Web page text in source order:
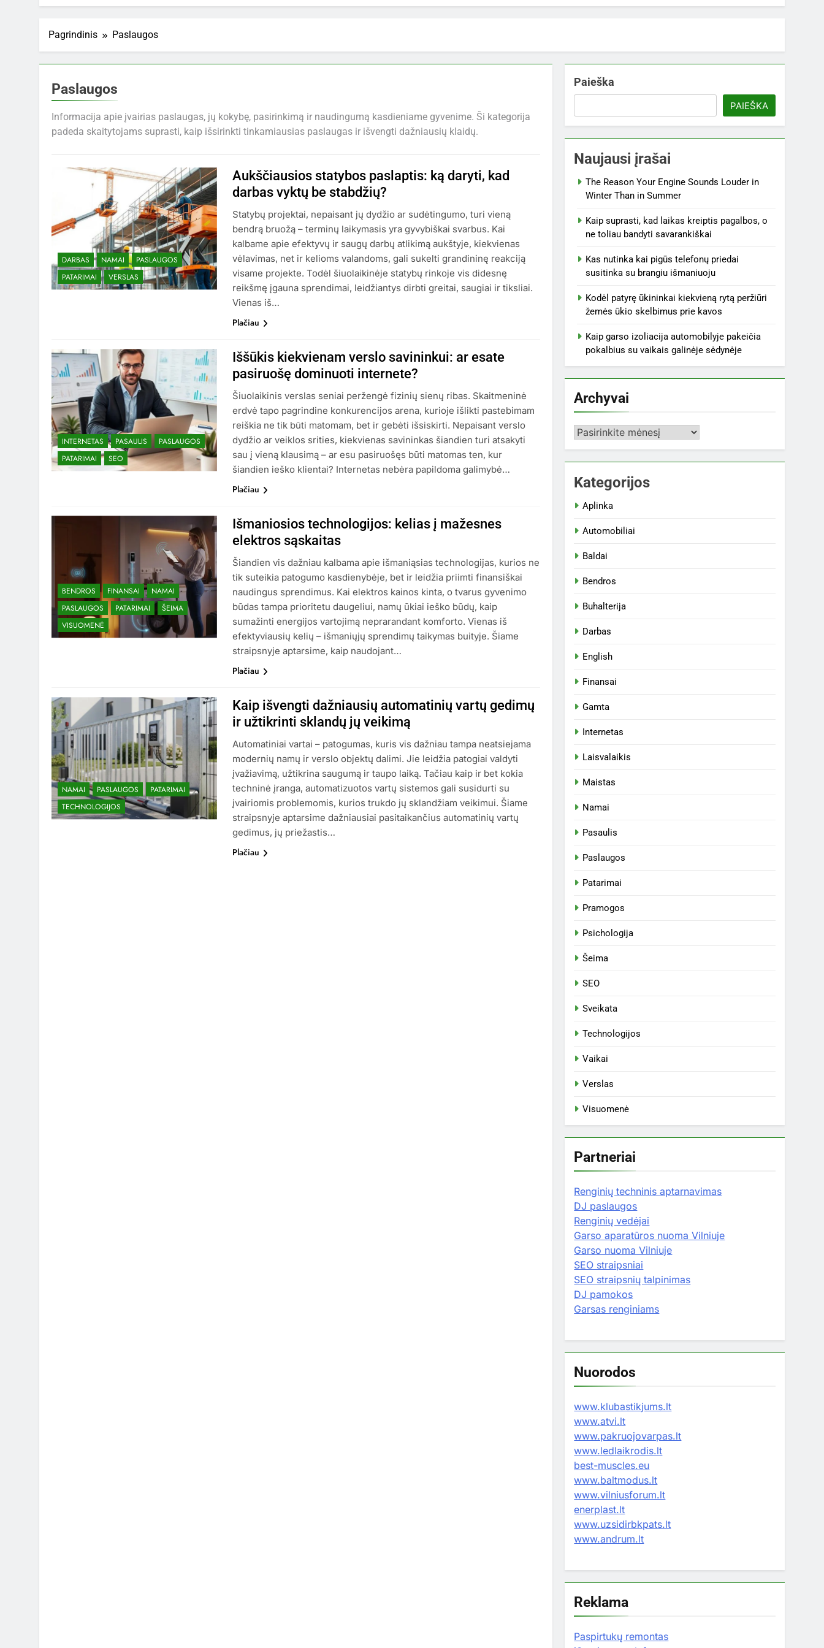
Pagrindinis Paslaugos
Paslaugos
Informacija apie įvairias paslaugas, jų kokybę, pasirinkimą ir naudingumą kasdieniame gyvenime. Ši kategorija
padeda skaitytojams suprasti, kaip išsirinkti tinkamiausias paslaugas ir išvengti dažniausių klaidų.
DARBAS NAMAI
PASLAUGOS
PATARIMAI
VERSLAS
Aukščiausios statybos paslaptis: ką daryti, kad
darbas vyktų be stabdžių?
Statybų projektai, nepaisant jų dydžio ar sudėtingumo, turi vieną
bendrą bruožą – terminų laikymasis yra gyvybiškai svarbus. Kai
kalbame apie efektyvų ir saugų darbų atlikimą aukštyje, kiekvienas
vėlavimas, net ir kelioms valandoms, gali sukelti grandininę reakciją
visame projekte. Todėl šiuolaikinėje statybų rinkoje vis didesnę
reikšmę įgauna sprendimai, leidžiantys dirbti greitai, saugiai ir tiksliai.
Vienas iš…
Plačiau
INTERNETAS PASAULIS
PASLAUGOS
PATARIMAI
SEO
Iššūkis kiekvienam verslo savininkui: ar esate
pasiruošę dominuoti internete?
Šiuolaikinis verslas seniai peržengė fizinių sienų ribas. Skaitmeninė
erdvė tapo pagrindine konkurencijos arena, kurioje išlikti pastebimam
reiškia ne tik būti matomam, bet ir gebėti išsiskirti. Nepaisant verslo
dydžio ar veiklos srities, kiekvienas savininkas šiandien turi atsakyti
sau į vieną klausimą – ar esu pasiruošęs būti matomas ten, kur
šiandien ieško klientai? Internetas nebėra papildoma galimybė…
Plačiau
BENDROS FINANSAI
NAMAI
PASLAUGOS
PATARIMAI
ŠEIMA
VISUOMENĖ
Išmaniosios technologijos: kelias į mažesnes
elektros sąskaitas
Šiandien vis dažniau kalbama apie išmaniąsias technologijas, kurios ne
tik suteikia patogumo kasdienybėje, bet ir leidžia priimti finansiškai
naudingus sprendimus. Kai elektros kainos kinta, o tvarus gyvenimo
būdas tampa prioritetu daugeliui, namų ūkiai ieško būdų, kaip
sumažinti energijos vartojimą neprarandant komforto. Vienas iš
efektyviausių kelių – išmaniųjų sprendimų taikymas buityje. Šiame
straipsnyje aptarsime, kaip naudojant…
Plačiau
NAMAI PASLAUGOS
PATARIMAI
TECHNOLOGIJOS
Kaip išvengti dažniausių automatinių vartų gedimų
ir užtikrinti sklandų jų veikimą
Automatiniai vartai – patogumas, kuris vis dažniau tampa neatsiejama
modernių namų ir verslo objektų dalimi. Jie leidžia patogiai valdyti
įvažiavimą, užtikrina saugumą ir taupo laiką. Tačiau kaip ir bet kokia
techninė įranga, automatizuotos vartų sistemos gali susidurti su
įvairiomis problemomis, kurios trukdo jų sklandžiam veikimui. Šiame
straipsnyje aptarsime dažniausiai pasitaikančius automatinių vartų
gedimus, jų priežastis…
Plačiau
Paieška
PAIEŠKA
Naujausi įrašai
The Reason Your Engine Sounds Louder in
Winter Than in Summer
Kaip suprasti, kad laikas kreiptis pagalbos, o
ne toliau bandyti savarankiškai
Kas nutinka kai pigūs telefonų priedai
susitinka su brangiu išmaniuoju
Kodėl patyrę ūkininkai kiekvieną rytą peržiūri
žemės ūkio skelbimus prie kavos
Kaip garso izoliacija automobilyje pakeičia
pokalbius su vaikais galinėje sėdynėje
Archyvai
Archyvai
Kategorijos
Aplinka
Automobiliai
Baldai
Bendros
Buhalterija
Darbas
English
Finansai
Gamta
Internetas
Laisvalaikis
Maistas
Namai
Pasaulis
Paslaugos
Patarimai
Pramogos
Psichologija
Šeima
SEO
Sveikata
Technologijos
Vaikai
Verslas
Visuomenė
Partneriai
Renginių techninis aptarnavimas
DJ paslaugos
Renginių vedėjai
Garso aparatūros nuoma Vilniuje
Garso nuoma Vilniuje
SEO straipsniai
SEO straipsnių talpinimas
DJ pamokos
Garsas renginiams
Nuorodos
www.klubastikjums.lt
www.atvi.lt
www.pakruojovarpas.lt
www.ledlaikrodis.lt
best-muscles.eu
www.baltmodus.lt
www.vilniusforum.lt
enerplast.lt
www.uzsidirbkpats.lt
www.andrum.lt
Reklama
Paspirtukų remontas